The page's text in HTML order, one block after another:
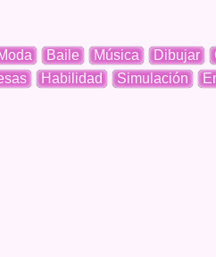
Baile Música Dibujar
Habilidad Simulación